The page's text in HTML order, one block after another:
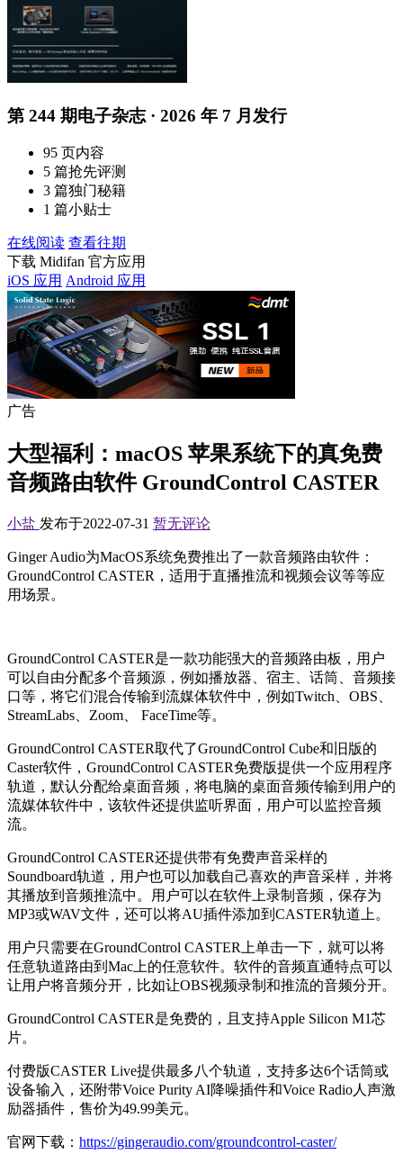
第 244 期电子杂志 · 2026 年 7 月发行
95 页内容
5 篇抢先评测
3 篇独门秘籍
1 篇小贴士
在线阅读 查看往期
下载 Midifan 官方应用
iOS 应用 Android 应用
广告
大型福利：macOS 苹果系统下的真免费
音频路由软件 GroundControl CASTER
小盐 发布于2022-07-31 暂无评论
Ginger Audio为MacOS系统免费推出了一款音频路由软件：
GroundControl CASTER，适用于直播推流和视频会议等等应
用场景。
GroundControl CASTER是一款功能强大的音频路由板，用户
可以自由分配多个音频源，例如播放器、宿主、话筒、音频接
口等，将它们混合传输到流媒体软件中，例如Twitch、OBS、
StreamLabs、Zoom、 FaceTime等。
GroundControl CASTER取代了GroundControl Cube和旧版的
Caster软件，GroundControl CASTER免费版提供一个应用程序
轨道，默认分配给桌面音频，将电脑的桌面音频传输到用户的
流媒体软件中，该软件还提供监听界面，用户可以监控音频
流。
GroundControl CASTER还提供带有免费声音采样的
Soundboard轨道，用户也可以加载自己喜欢的声音采样，并将
其播放到音频推流中。用户可以在软件上录制音频，保存为
MP3或WAV文件，还可以将AU插件添加到CASTER轨道上。
用户只需要在GroundControl CASTER上单击一下，就可以将
任意轨道路由到Mac上的任意软件。软件的音频直通特点可以
让用户将音频分开，比如让OBS视频录制和推流的音频分开。
GroundControl CASTER是免费的，且支持Apple Silicon M1芯
片。
付费版CASTER Live提供最多八个轨道，支持多达6个话筒或
设备输入，还附带Voice Purity AI降噪插件和Voice Radio人声激
励器插件，售价为49.99美元。
官网下载： https://gingeraudio.com/groundcontrol-caster/